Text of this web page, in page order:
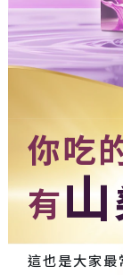
你吃
有
這也是大家最